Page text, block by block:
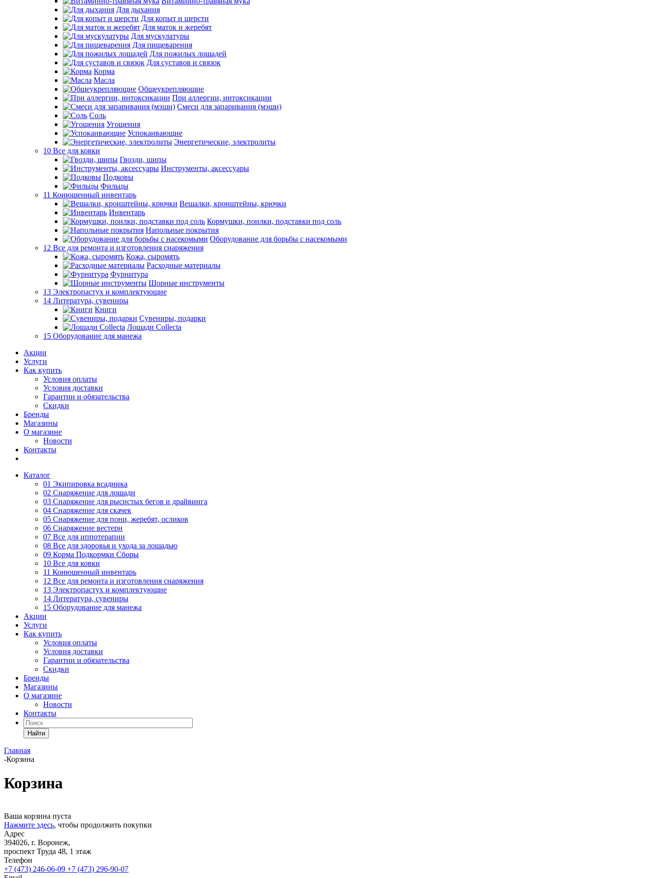
Для дыхания
Для копыт и шерсти
Для маток и жеребят
Для мускулатуры
Для пищеварения
Для пожилых лошадей
Для суставов и связок
Корма
Масла
Общеукрепляющие
При аллергии, интоксикации
Смеси для запаривания (мэши)
Соль
Угощения
Успокаивающие
Энергетические, электролиты
10 Все для ковки
Гвозди, шипы
Инструменты, аксессуары
Подковы
Фильцы
11 Конюшенный инвентарь
Вешалки, кронштейны, крючки
Инвентарь
Кормушки, поилки, подставки под соль
Напольные покрытия
Оборудование для борьбы с насекомыми
12 Все для ремонта и изготовления снаряжения
Кожа, сыромять
Расходные материалы
Фурнитура
Шорные инструменты
13 Электропастух и комплектующие
14 Литература, сувениры
Книги
Сувениры, подарки
Лошади Collecta
15 Оборудование для манежа
Акции
Услуги
Как купить
Условия оплаты
Условия доставки
Гарантии и обязательства
Скидки
Бренды
Магазины
О магазине
Новости
Контакты
Каталог
01 Экипировка всадника
02 Снаряжение для лошади
03 Снаряжение для рысистых бегов и драйвинга
04 Снаряжение для скачек
05 Снаряжение для пони, жеребят, осликов
06 Снаряжение вестерн
07 Все для иппотерапии
08 Все для здоровья и ухода за лошадью
09 Корма Подкормки Сборы
10 Все для ковки
11 Конюшенный инвентарь
12 Все для ремонта и изготовления снаряжения
13 Электропастух и комплектующие
14 Литература, сувениры
15 Оборудование для манежа
Акции
Услуги
Как купить
Условия оплаты
Условия доставки
Гарантии и обязательства
Скидки
Бренды
Магазины
О магазине
Новости
Контакты
Найти
Главная
-Корзина
Корзина
Ваша корзина пуста
Нажмите здесь, чтобы продолжить покупки
Адрес
394026, г. Воронеж,
проспект Труда 48, 1 этаж
Телефон
+7 (473) 246-06-09 +7 (473) 296-90-07